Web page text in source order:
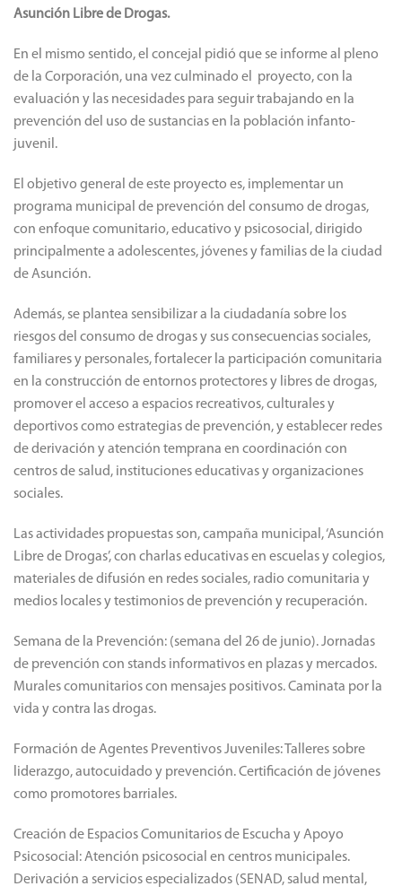
Asunción Libre de Drogas.
En el mismo sentido, el concejal pidió que se informe al pleno
de la Corporación, una vez culminado el proyecto, con la
evaluación y las necesidades para seguir trabajando en la
prevención del uso de sustancias en la población infanto-
juvenil.
El objetivo general de este proyecto es, implementar un
programa municipal de prevención del consumo de drogas,
con enfoque comunitario, educativo y psicosocial, dirigido
principalmente a adolescentes, jóvenes y familias de la ciudad
de Asunción.
Además, se plantea sensibilizar a la ciudadanía sobre los
riesgos del consumo de drogas y sus consecuencias sociales,
familiares y personales, fortalecer la participación comunitaria
en la construcción de entornos protectores y libres de drogas,
promover el acceso a espacios recreativos, culturales y
deportivos como estrategias de prevención, y establecer redes
de derivación y atención temprana en coordinación con
centros de salud, instituciones educativas y organizaciones
sociales.
Las actividades propuestas son, campaña municipal, ‘Asunción
Libre de Drogas’, con charlas educativas en escuelas y colegios,
materiales de difusión en redes sociales, radio comunitaria y
medios locales y testimonios de prevención y recuperación.
Semana de la Prevención: (semana del 26 de junio). Jornadas
de prevención con stands informativos en plazas y mercados.
Murales comunitarios con mensajes positivos. Caminata por la
vida y contra las drogas.
Formación de Agentes Preventivos Juveniles: Talleres sobre
liderazgo, autocuidado y prevención. Certificación de jóvenes
como promotores barriales.
Creación de Espacios Comunitarios de Escucha y Apoyo
Psicosocial: Atención psicosocial en centros municipales.
Derivación a servicios especializados (SENAD, salud mental,